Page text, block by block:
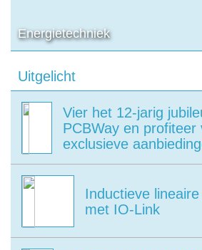
Energietechniek
Uitgelicht
Vier het 12-jarig
PCBWay en profiteer
exclusieve
Inductieve
met IO-Link